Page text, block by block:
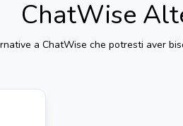
ChatWise
a ChatWise che potresti aver